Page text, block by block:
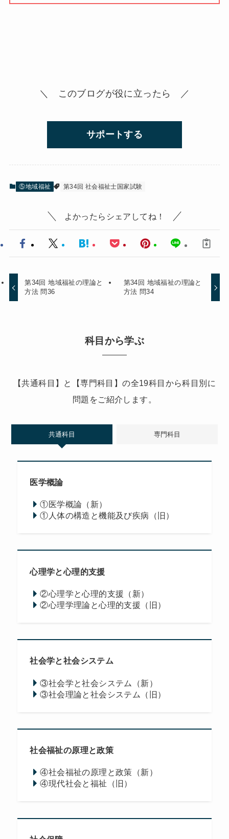
＼ このブログが役に立ったら ／
サポートする
⑤地域福祉 第34回 社会福祉士国家試験
よかったらシェアしてね！
第34回 地域福祉の理論と
方法 問36
第34回 地域福祉の理論と
方法 問34
科目から学ぶ
【共通科目】と【専門科目】の全19科目から科目別に
問題をご紹介します。
共通科目 専門科目
医学概論
①医学概論（新）
①人体の構造と機能及び疾病（旧）
心理学と心理的支援
②心理学と心理的支援（新）
②心理学理論と心理的支援（旧）
社会学と社会システム
③社会学と社会システム（新）
③社会理論と社会システム（旧）
社会福祉の原理と政策
④社会福祉の原理と政策（新）
④現代社会と福祉（旧）